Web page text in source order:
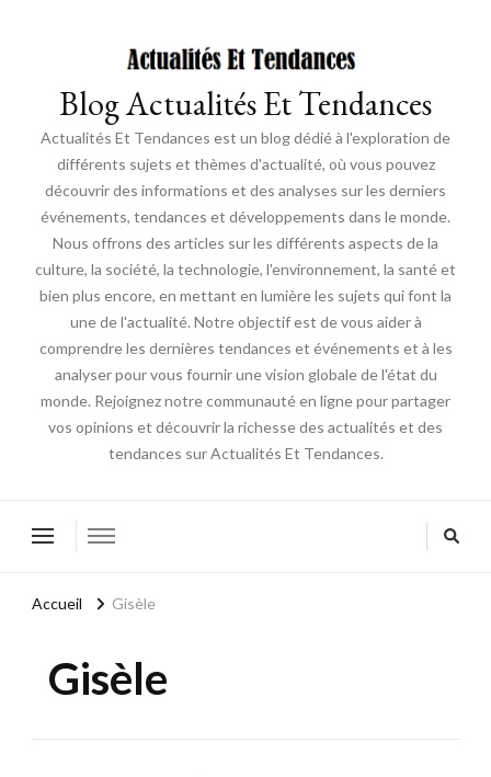
Blog Actualités Et Tendances
Actualités Et Tendances est un blog dédié à l'exploration de
différents sujets et thèmes d'actualité, où vous pouvez
découvrir des informations et des analyses sur les derniers
événements, tendances et développements dans le monde.
Nous offrons des articles sur les différents aspects de la
culture, la société, la technologie, l'environnement, la santé et
bien plus encore, en mettant en lumière les sujets qui font la
une de l'actualité. Notre objectif est de vous aider à
comprendre les dernières tendances et événements et à les
analyser pour vous fournir une vision globale de l'état du
monde. Rejoignez notre communauté en ligne pour partager
vos opinions et découvrir la richesse des actualités et des
tendances sur Actualités Et Tendances.
Accueil Gisèle
Gisèle